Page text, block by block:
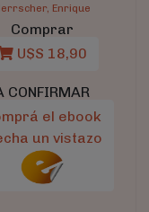
Enrique
Comprar
U$S 18,90
CONFIRMAR
el ebook
un vistazo